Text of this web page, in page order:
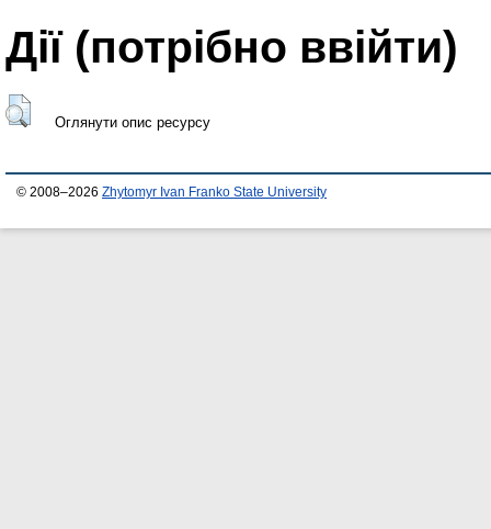
Дії ​​(потрібно ввійти)
Оглянути опис ресурсу
© 2008–2026 Zhytomyr Ivan Franko State University